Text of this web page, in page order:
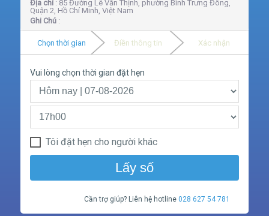
Địa chỉ: 85 Đường Lê Văn Thịnh, phường Bình Trưng Đông,
Quận 2, Hồ Chí Minh, Việt Nam
Ghi Chú:
Chọn thời gian Điền thông tin Xác nhận
Vui lòng chọn thời gian đặt hẹn
Tôi đặt hẹn cho người khác
Lấy số
Cần trợ giúp? Liên hệ hotline028 627 54 781